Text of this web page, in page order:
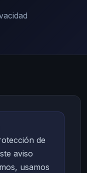
de
aviso
usamos